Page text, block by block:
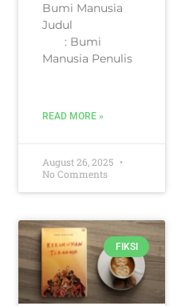
Bumi Manusia
Judul
: Bumi
Manusia Penulis
READ MORE »
August 26, 2025
No Comments
FIKSI